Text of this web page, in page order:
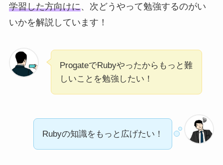
学習した方向けに、次どうやって勉強するのがい
いかを解説しています！
ProgateでRubyやったからもっと難
しいことを勉強したい！
Rubyの知識をもっと広げたい！